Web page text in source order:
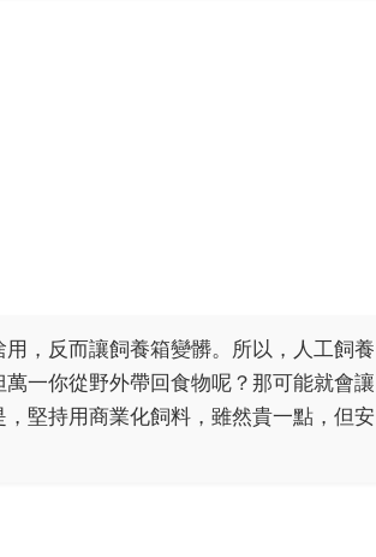
，反而讓飼養箱變髒。所以，人工飼養
一你從野外帶回食物呢？那可能就會讓
堅持用商業化飼料，雖然貴一點，但安